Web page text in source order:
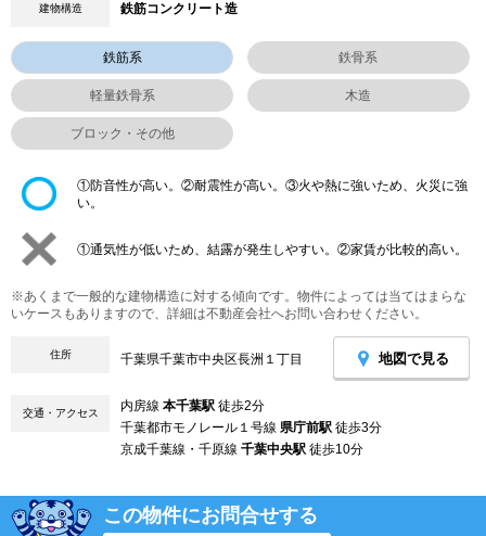
建物構造 鉄筋コンクリート造
鉄筋系 鉄骨系
軽量鉄骨系 木造
ブロック・その他
①防音性が高い。②耐震性が高い。③火や熱に強いため、火災に強
い。
①通気性が低いため、結露が発生しやすい。②家賃が比較的高い。
※あくまで一般的な建物構造に対する傾向です。物件によっては当てはまらな
いケースもありますので、詳細は不動産会社へお問い合わせください。
住所 千葉県千葉市中央区長洲１丁目 地図で見る
交通・アクセス 内房線 本千葉駅 徒歩2分
千葉都市モノレール１号線 県庁前駅 徒歩3分
京成千葉線・千原線 千葉中央駅 徒歩10分
この物件にお問合せする